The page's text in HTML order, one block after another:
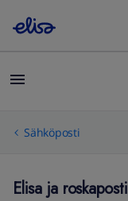
Sähköposti
Elisa ja roskaposti